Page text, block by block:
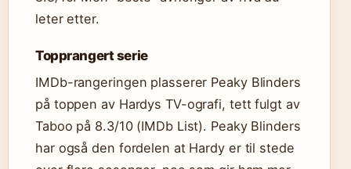
leter etter.
Topprangert serie
IMDb-rangeringen plasserer Peaky Blinders
på toppen av Hardys TV-ografi, tett fulgt av
Taboo på 8.3/10 (IMDb List). Peaky Blinders
har også den fordelen at Hardy er til stede